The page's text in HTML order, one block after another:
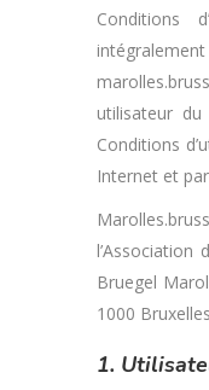
Conditions
utilisateur
Conditions
Internet et
l’Association
Bruegel
1000
1.